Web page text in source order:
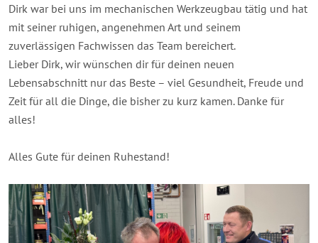
Dirk war bei uns im mechanischen Werkzeugbau tätig und hat
mit seiner ruhigen, angenehmen Art und seinem
zuverlässigen Fachwissen das Team bereichert.
Lieber Dirk, wir wünschen dir für deinen neuen
Lebensabschnitt nur das Beste – viel Gesundheit, Freude und
Zeit für all die Dinge, die bisher zu kurz kamen. Danke für
alles!
Alles Gute für deinen Ruhestand!